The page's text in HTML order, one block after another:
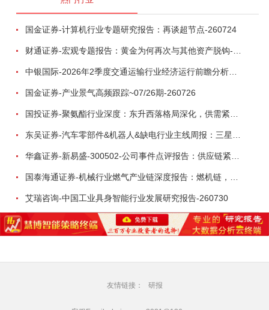
国金证券-计算机行业专题研究报告：再谈超节点-260724
中银国际-2026年2季度交通运输行业经济运行前瞻分析：地缘冲突致航运和航空景气度分化，交通基础设施板块总体呈现稳健特征-260724
国金证券-产业景气高频跟踪~07/26期-260726
艾瑞咨询-中国工业具身智能行业发展研究报告-260730
友情链接： 研报